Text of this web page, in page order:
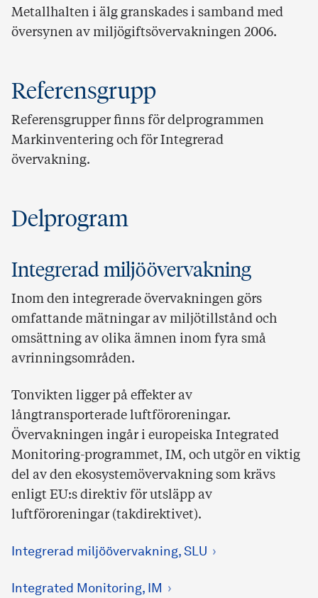
Metallhalten i älg granskades i samband med
översynen av miljögiftsövervakningen 2006.
Referensgrupp
Referensgrupper finns för delprogrammen
Markinventering och för Integrerad
övervakning.
Delprogram
Integrerad miljöövervakning
Inom den integrerade övervakningen görs
omfattande mätningar av miljötillstånd och
omsättning av olika ämnen inom fyra små
avrinningsområden.
Tonvikten ligger på effekter av
långtransporterade luftföroreningar.
Övervakningen ingår i europeiska Integrated
Monitoring-programmet, IM, och utgör en viktig
del av den ekosystemövervakning som krävs
enligt EU:s direktiv för utsläpp av
luftföroreningar (takdirektivet).
Integrerad miljöövervakning, SLU
Integrated Monitoring, IM